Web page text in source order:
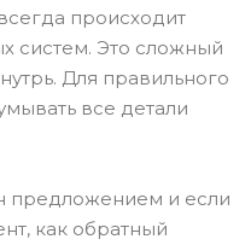
происходит
систем. Это сложный
Для правильного
все детали
предложением и если
как обратный